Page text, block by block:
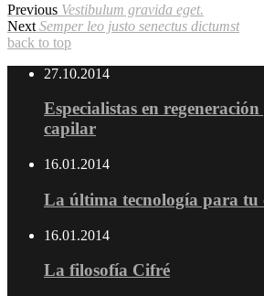
Previous Vestibulum gravida eget.
Next Semper leo justo senectus dictumst
back to top
27.10.2014
Especialistas en
capilar
16.01.2014
La última tecnología para tu
16.01.2014
La filosofía Cifré